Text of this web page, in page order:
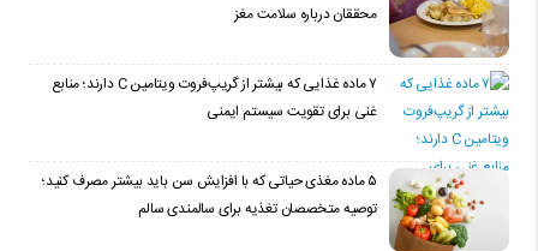
محققان درباره سلامت مغز
۷ ماده غذایی که بیشتر از گریپ‌فروت ویتامین C دارند؛ منابع
غنی برای تقویت سیستم ایمنی
۵ ماده مغذی حیاتی که با افزایش سن باید بیشتر مصرف کنید؛
توصیه متخصصان تغذیه برای سالمندی سالم